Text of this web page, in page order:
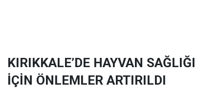
KIRIKKALE’DE HAYVAN SAĞLIĞI
İÇİN ÖNLEMLER ARTIRILDI